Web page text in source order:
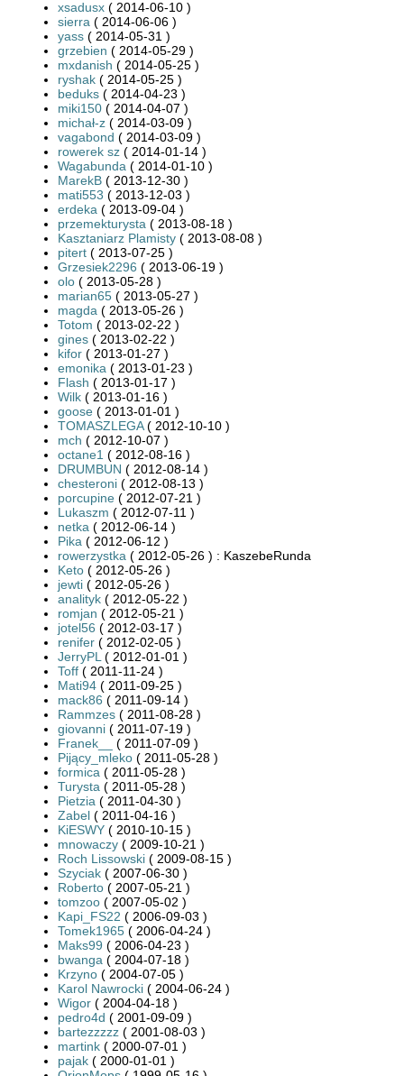
xsadusx ( 2014-06-10 )
sierra ( 2014-06-06 )
yass ( 2014-05-31 )
grzebien ( 2014-05-29 )
mxdanish ( 2014-05-25 )
ryshak ( 2014-05-25 )
beduks ( 2014-04-23 )
miki150 ( 2014-04-07 )
michał-z ( 2014-03-09 )
vagabond ( 2014-03-09 )
rowerek sz ( 2014-01-14 )
Wagabunda ( 2014-01-10 )
MarekB ( 2013-12-30 )
mati553 ( 2013-12-03 )
erdeka ( 2013-09-04 )
przemekturysta ( 2013-08-18 )
Kasztaniarz Plamisty ( 2013-08-08 )
pitert ( 2013-07-25 )
Grzesiek2296 ( 2013-06-19 )
olo ( 2013-05-28 )
marian65 ( 2013-05-27 )
magda ( 2013-05-26 )
Totom ( 2013-02-22 )
gines ( 2013-02-22 )
kifor ( 2013-01-27 )
emonika ( 2013-01-23 )
Flash ( 2013-01-17 )
Wilk ( 2013-01-16 )
goose ( 2013-01-01 )
TOMASZLEGA( 2012-10-10 )
mch ( 2012-10-07 )
octane1 ( 2012-08-16 )
DRUMBUN ( 2012-08-14 )
chesteroni ( 2012-08-13 )
porcupine ( 2012-07-21 )
Lukaszm ( 2012-07-11 )
netka ( 2012-06-14 )
Pika ( 2012-06-12 )
rowerzystka ( 2012-05-26 ) : KaszebeRunda
Keto ( 2012-05-26 )
jewti ( 2012-05-26 )
analityk ( 2012-05-22 )
romjan ( 2012-05-21 )
jotel56 ( 2012-03-17 )
renifer ( 2012-02-05 )
JerryPL ( 2012-01-01 )
Toff ( 2011-11-24 )
Mati94 ( 2011-09-25 )
mack86 ( 2011-09-14 )
Rammzes ( 2011-08-28 )
giovanni ( 2011-07-19 )
Franek__
( 2011-07-09 )
Pijący_mleko ( 2011-05-28 )
formica ( 2011-05-28 )
Turysta ( 2011-05-28 )
Pietzia ( 2011-04-30 )
Zabel ( 2011-04-16 )
KiESWY ( 2010-10-15 )
mnowaczy ( 2009-10-21 )
Roch Lissowski ( 2009-08-15 )
Szyciak ( 2007-06-30 )
Roberto ( 2007-05-21 )
tomzoo ( 2007-05-02 )
Kapi_FS22 ( 2006-09-03 )
Tomek1965 ( 2006-04-24 )
Maks99 ( 2006-04-23 )
bwanga ( 2004-07-18 )
Krzyno ( 2004-07-05 )
Karol Nawrocki ( 2004-06-24 )
Wigor ( 2004-04-18 )
pedro4d ( 2001-09-09 )
bartezzzzz ( 2001-08-03 )
martink ( 2000-07-01 )
pajak ( 2000-01-01 )